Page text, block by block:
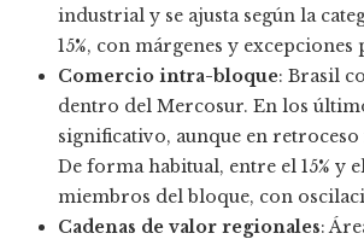
industrial y se ajusta según la
15%, con márgenes y
Comercio intra-bloque: Brasil
dentro del Mercosur. En los
significativo, aunque en
De forma habitual, entre el 15% y
miembros del bloque, con
Cadenas de valor regionales: